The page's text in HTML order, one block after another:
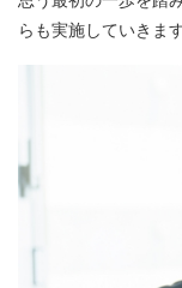
らも実施していきます